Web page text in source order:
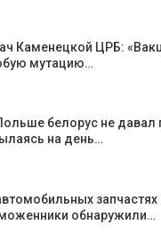
Каменецкой ЦРБ:
мутацию…
белорус не давал
на день…
запчастях
обнаружили…